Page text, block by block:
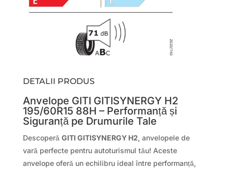
DETALII PRODUS
Anvelope GITI GITISYNERGY H2
195/60R15 88H – Performanță și
Siguranță pe Drumurile Tale
Descoperă GITI GITISYNERGY H2, anvelopele de
vară perfecte pentru autoturismul tău! Aceste
anvelope oferă un echilibru ideal între performanță,